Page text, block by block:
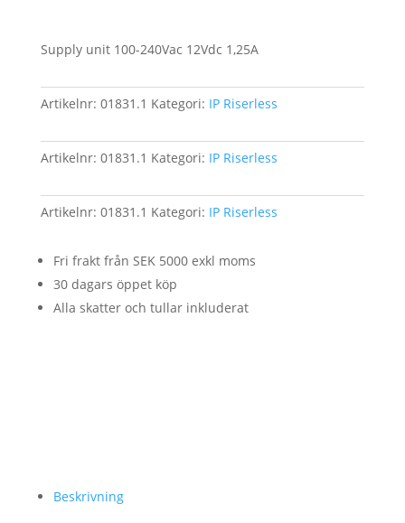
Supply unit 100-240Vac 12Vdc 1,25A
Artikelnr: 01831.1 Kategori: IP Riserless
Artikelnr: 01831.1 Kategori: IP Riserless
Artikelnr: 01831.1 Kategori: IP Riserless
Fri frakt från SEK 5000 exkl moms
30 dagars öppet köp
Alla skatter och tullar inkluderat
Beskrivning